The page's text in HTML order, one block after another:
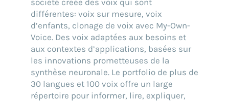
différentes: voix sur mesure, voix
d’enfants, clonage de voix avec My-Own-
Voice. Des voix adaptées aux besoins et
aux contextes d’applications, basées sur
les innovations prometteuses de la
synthèse neuronale. Le portfolio de plus de
30 langues et 100 voix offre un large
répertoire pour informer, lire, expliquer,